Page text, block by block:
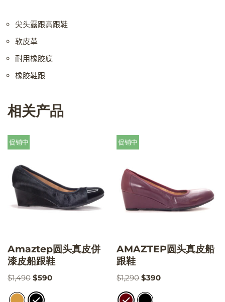
尖头露跟高跟鞋
软皮革
耐用橡胶底
橡胶鞋跟
相关产品
促销中
Amaztep圆头真皮併
漆皮船跟鞋
$1,490 $590
促销中
AMAZTEP圆头真皮船
跟鞋
$1,290 $390